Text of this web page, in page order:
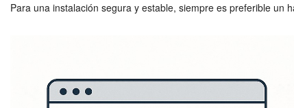
Para una instalación segura y estable, siempre es preferible un